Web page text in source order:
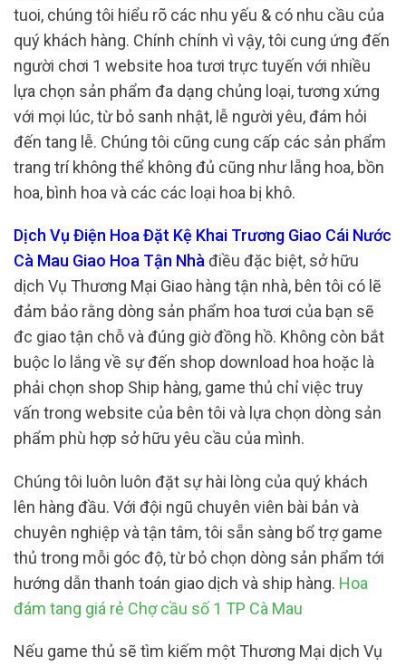
tuoi, chúng tôi hiểu rõ các nhu yếu & có nhu cầu của
quý khách hàng. Chính chính vì vậy, tôi cung ứng đến
người chơi 1 website hoa tươi trực tuyến với nhiều
lựa chọn sản phẩm đa dạng chủng loại, tương xứng
với mọi lúc, từ bỏ sanh nhật, lễ người yêu, đám hỏi
đến tang lễ. Chúng tôi cũng cung cấp các sản phẩm
trang trí không thể không đủ cũng như lẵng hoa, bồn
hoa, bình hoa và các các loại hoa bị khô.
Dịch Vụ Điện Hoa Đặt Kệ Khai Trương Giao Cái Nước
Cà Mau Giao Hoa Tận Nhà điều đặc biệt, sở hữu
dịch Vụ Thương Mại Giao hàng tận nhà, bên tôi có lẽ
đảm bảo rằng dòng sản phẩm hoa tươi của bạn sẽ
đc giao tận chỗ và đúng giờ đồng hồ. Không còn bắt
buộc lo lắng về sự đến shop download hoa hoặc là
phải chọn shop Ship hàng, game thủ chỉ việc truy
vấn trong website của bên tôi và lựa chọn dòng sản
phẩm phù hợp sở hữu yêu cầu của mình.
Chúng tôi luôn luôn đặt sự hài lòng của quý khách
lên hàng đầu. Với đội ngũ chuyên viên bài bản và
chuyên nghiệp và tận tâm, tôi sẵn sàng bổ trợ game
thủ trong mỗi góc độ, từ bỏ chọn dòng sản phẩm tới
hướng dẫn thanh toán giao dịch và ship hàng. Hoa
đám tang giá rẻ Chợ cầu số 1 TP Cà Mau
Nếu game thủ sẽ tìm kiếm một Thương Mại dịch Vụ